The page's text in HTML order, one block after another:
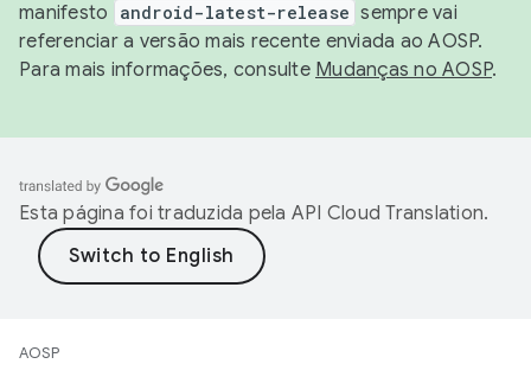
manifesto
android-latest-release sempre vai
referenciar a versão mais recente enviada ao AOSP.
Para mais informações, consulte Mudanças no AOSP.
Esta página foi traduzida pela API Cloud Translation.
AOSP